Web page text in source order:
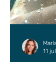
11 jul